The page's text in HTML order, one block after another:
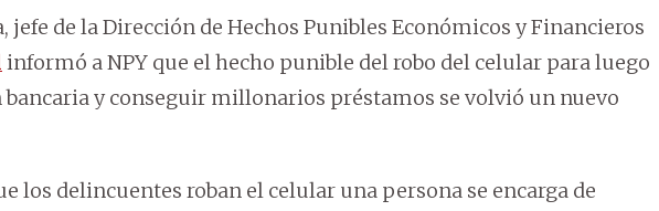
jefe de la Dirección de Hechos Punibles Económicos y Financieros
informó a NPY que el hecho punible del robo del celular para luego
bancaria y conseguir millonarios préstamos se volvió un nuevo
los delincuentes roban el celular una persona se encarga de